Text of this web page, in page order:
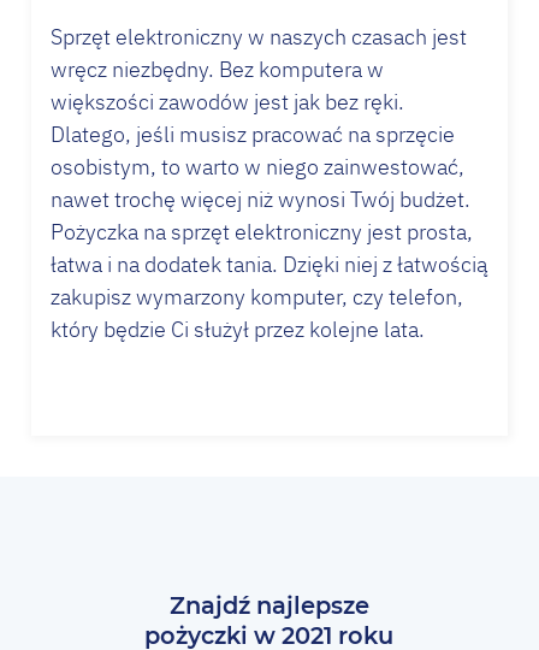
Sprzęt elektroniczny w naszych czasach jest
wręcz niezbędny. Bez komputera w
większości zawodów jest jak bez ręki.
Dlatego, jeśli musisz pracować na sprzęcie
osobistym, to warto w niego zainwestować,
nawet trochę więcej niż wynosi Twój budżet.
Pożyczka na sprzęt elektroniczny jest prosta,
łatwa i na dodatek tania. Dzięki niej z łatwością
zakupisz wymarzony komputer, czy telefon,
który będzie Ci służył przez kolejne lata.
Znajdź najlepsze
pożyczki w 2021 roku